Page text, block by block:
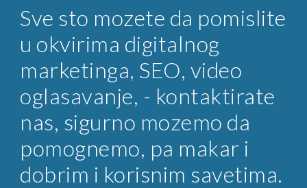
Sve sto mozete da pomislite
u okvirima digitalnog
marketinga, SEO, video
oglasavanje, - kontaktirate
nas, sigurno mozemo da
pomognemo, pa makar i
dobrim i korisnim savetima.